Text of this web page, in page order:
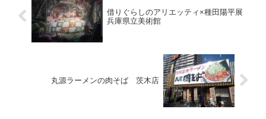
借りぐらしのアリエッティ×種田陽平展
兵庫県立美術館
丸源ラーメンの肉そば 茨木店